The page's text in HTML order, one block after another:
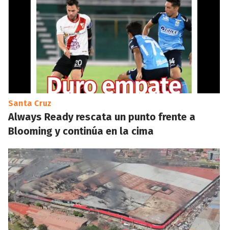
Santa Cruz
Always Ready rescata un punto frente a
Blooming y continúa en la cima